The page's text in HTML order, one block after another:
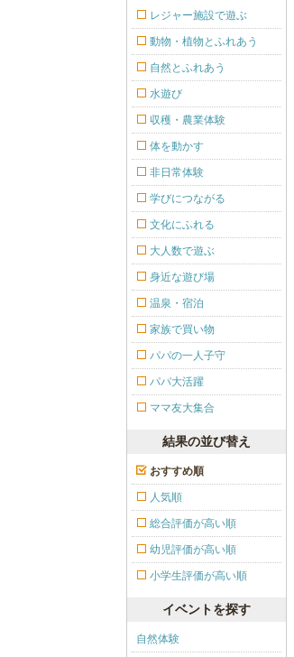
レジャー施設で遊ぶ
動物・植物とふれあう
自然とふれあう
水遊び
収穫・農業体験
体を動かす
非日常体験
学びにつながる
文化にふれる
大人数で遊ぶ
身近な遊び場
温泉・宿泊
家族で買い物
パパの一人子守
パパ大活躍
ママ友大集合
結果の並び替え
おすすめ順
人気順
総合評価が高い順
幼児評価が高い順
小学生評価が高い順
イベントを探す
自然体験